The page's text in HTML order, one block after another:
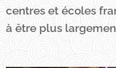
centres et écoles
à être plus